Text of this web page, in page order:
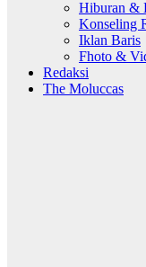
Hiburan &
Konseling
Iklan Baris
Fhoto &
Redaksi
The Moluccas